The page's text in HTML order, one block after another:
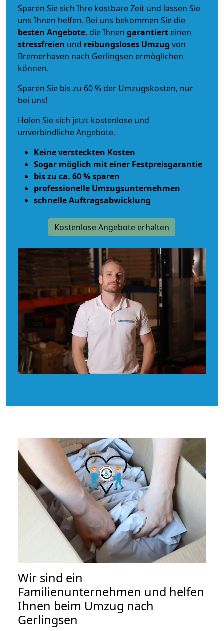
Sparen Sie sich Ihre kostbare Zeit und lassen Sie
uns Ihnen helfen. Bei uns bekommen Sie die
besten Angebote, die Ihnen garantiert einen
stressfreien und reibungsloses Umzug von
Bremerhaven nach Gerlingsen ermöglichen
können.
Sparen Sie bis zu 60 % der Umzugskosten, nur
bei uns!
Holen Sie sich jetzt kostenlose und
unverbindliche Angebote.
Keine versteckten Kosten
Sogar möglich mit einer Festpreisgarantie
bis zu ca. 60 % sparen
professionelle Umzugsunternehmen
schnelle Auftragsabwicklung
Kostenlose Angebote erhalten
Wir sind ein
Familienunternehmen und helfen
Ihnen beim Umzug nach
Gerlingsen